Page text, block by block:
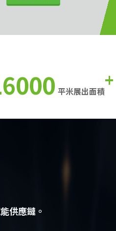
平米展出面積+
供應鏈。